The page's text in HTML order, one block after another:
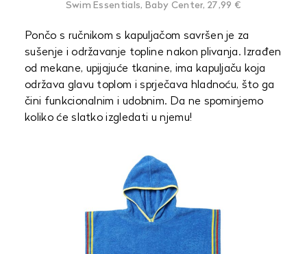
Swim Essentials, Baby Center, 27,99 €
Pončo s ručnikom s kapuljačom savršen je za
sušenje i održavanje topline nakon plivanja. Izrađen
od mekane, upijajuće tkanine, ima kapuljaču koja
održava glavu toplom i sprječava hladnoću, što ga
čini funkcionalnim i udobnim. Da ne spominjemo
koliko će slatko izgledati u njemu!